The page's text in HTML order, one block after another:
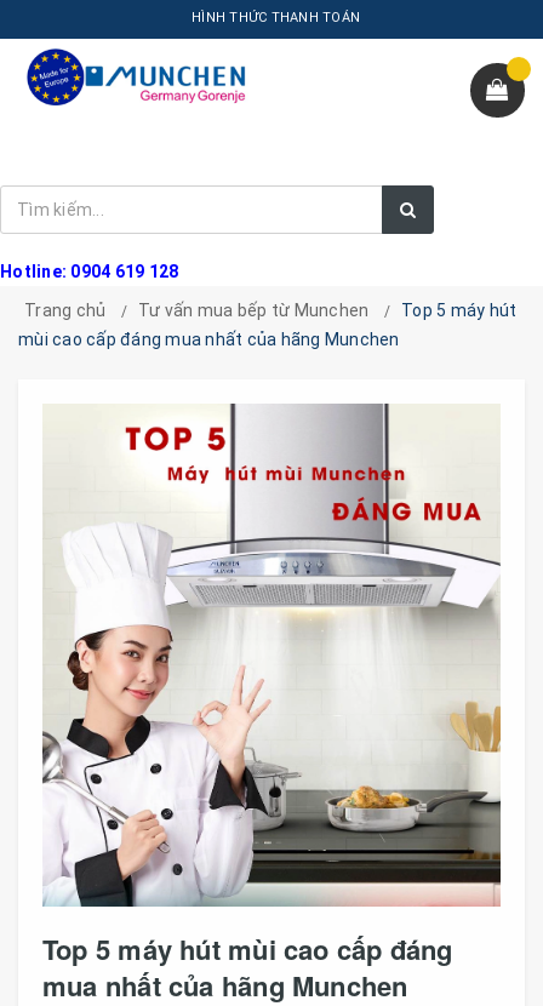
HÌNH THỨC THANH TOÁN
Hotline: 0904 619 128
Trang chủ
Tư vấn mua bếp từ Munchen
Top 5 máy hút
mùi cao cấp đáng mua nhất của hãng Munchen
Top 5 máy hút mùi cao cấp đáng
mua nhất của hãng Munchen